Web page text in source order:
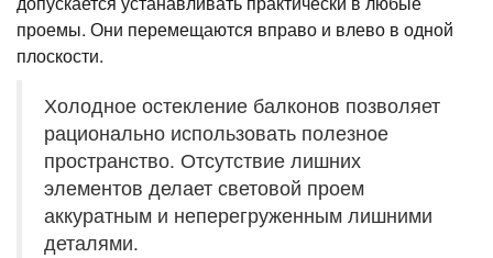
проемы. Они перемещаются вправо и влево в одной
плоскости.
Холодное остекление балконов позволяет
рационально использовать полезное
пространство. Отсутствие лишних
элементов делает световой проем
аккуратным и неперегруженным лишними
деталями.